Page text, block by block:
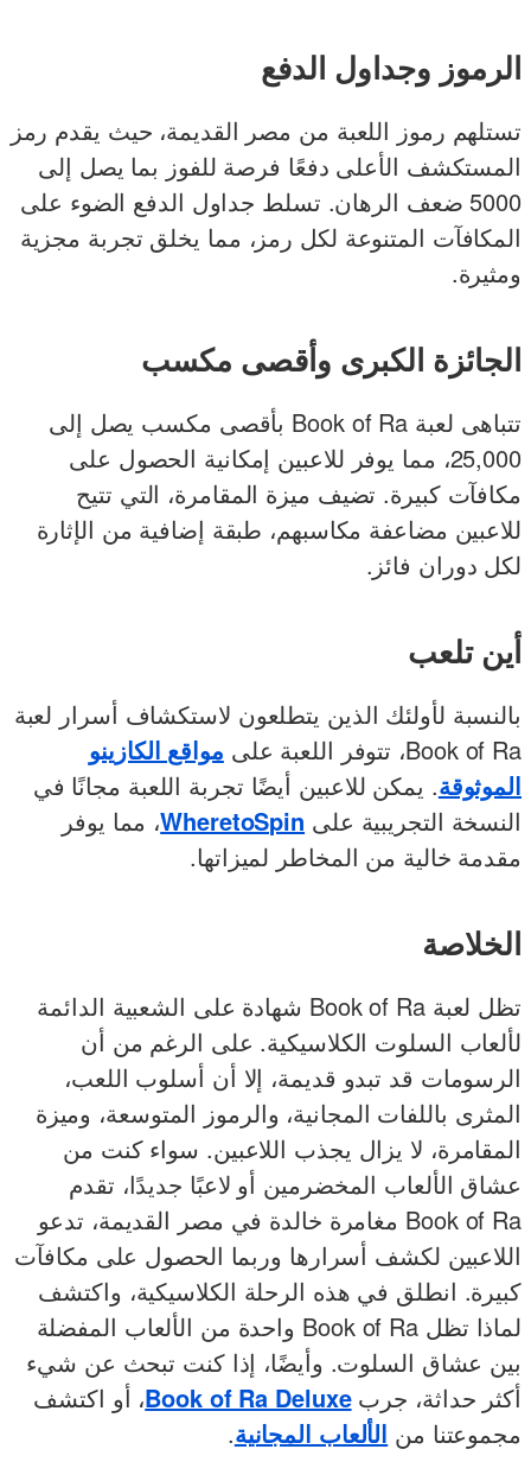
الرموز وجداول الدفع
تستلهم رموز اللعبة من مصر القديمة، حيث يقدم رمز
المستكشف الأعلى دفعًا فرصة للفوز بما يصل إلى
5000 ضعف الرهان. تسلط جداول الدفع الضوء على
المكافآت المتنوعة لكل رمز، مما يخلق تجربة مجزية
ومثيرة.
الجائزة الكبرى وأقصى مكسب
تتباهى لعبة Book of Ra بأقصى مكسب يصل إلى
25,000، مما يوفر للاعبين إمكانية الحصول على
مكافآت كبيرة. تضيف ميزة المقامرة، التي تتيح
للاعبين مضاعفة مكاسبهم، طبقة إضافية من الإثارة
لكل دوران فائز.
أين تلعب
بالنسبة لأولئك الذين يتطلعون لاستكشاف أسرار لعبة
Book of Ra، تتوفر اللعبة على
مواقع الكازينو
الموثوقة. يمكن للاعبين أيضًا تجربة اللعبة مجانًا في
النسخة التجريبية على WheretoSpin، مما يوفر
مقدمة خالية من المخاطر لميزاتها.
الخلاصة
تظل لعبة Book of Ra شهادة على الشعبية الدائمة
لألعاب السلوت الكلاسيكية. على الرغم من أن
الرسومات قد تبدو قديمة، إلا أن أسلوب اللعب،
المثرى باللفات المجانية، والرموز المتوسعة، وميزة
المقامرة، لا يزال يجذب اللاعبين. سواء كنت من
عشاق الألعاب المخضرمين أو لاعبًا جديدًا، تقدم
Book of Ra مغامرة خالدة في مصر القديمة، تدعو
اللاعبين لكشف أسرارها وربما الحصول على مكافآت
كبيرة. انطلق في هذه الرحلة الكلاسيكية، واكتشف
لماذا تظل Book of Ra واحدة من الألعاب المفضلة
بين عشاق السلوت. وأيضًا، إذا كنت تبحث عن شيء
أكثر حداثة، جربBook of Ra Deluxe، أو اكتشف
مجموعتنا من الألعاب المجانية.